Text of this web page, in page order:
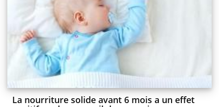
La nourriture solide avant 6 mois a un effet